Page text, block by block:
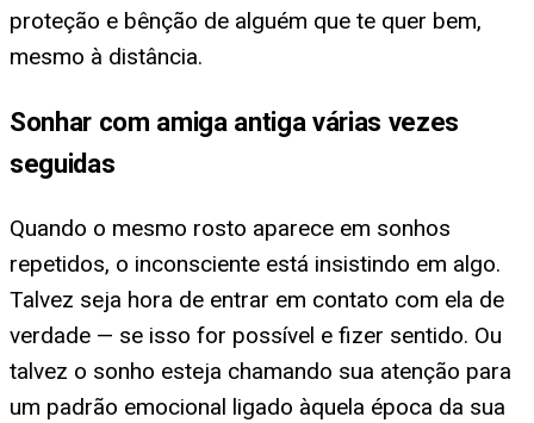
proteção e bênção de alguém que te quer bem,
mesmo à distância.
Sonhar com amiga antiga várias vezes
seguidas
Quando o mesmo rosto aparece em sonhos
repetidos, o inconsciente está insistindo em algo.
Talvez seja hora de entrar em contato com ela de
verdade — se isso for possível e fizer sentido. Ou
talvez o sonho esteja chamando sua atenção para
um padrão emocional ligado àquela época da sua